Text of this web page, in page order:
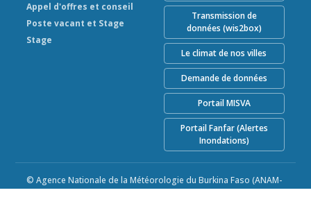
Appel d'offres et conseil
Poste vacant et Stage
Stage
Transmission de
données (wis2box)
Le climat de nos villes
Demande de données
Portail MISVA
Portail Fanfar (Alertes
Inondations)
© Agence Nationale de la Météorologie du Burkina Faso (ANAM-
BF) 2026